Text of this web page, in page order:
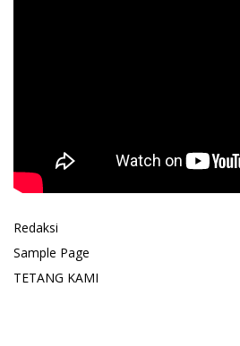
Redaksi
Sample Page
TETANG KAMI